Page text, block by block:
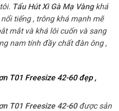
Tẩu Hút Xì Gà Mạ Vàngkhá
tiếng , trông khá mạnh mẽ
mắt và khá lôi cuốn và sang
nam tính đầy chất đàn ông ,
T01 Freesize 42-60 đẹp ,
T01 Freesize 42-60được sản